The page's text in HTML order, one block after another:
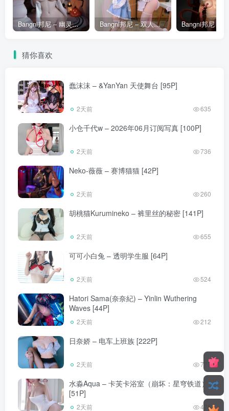
Bangni邦尼 – 幽灵娘 [86P] Bangni邦尼 – 双人女仆 [67P]
猜你喜欢
蠢沫沫 – &YanYan 天使舞台 [95P]
2天前 635
小仓千代w – 2026年06月订阅写真 [100P]
2天前 736
Neko-薇薇 – 赛博猫猫 [42P]
2天前 260
胡桃猫Kurumineko – 裤里丝的秘密 [141P]
2天前 655
可可小白兔 – 透明学生服 [64P]
2天前 524
Hatori Sama(奈奈紀) – Yinlin Wuthering
Waves [44P]
2天前 212
日奈娇 – 电车上班族 [222P]
2天前 777
水淼Aqua – 卡芙卡浴室（崩坏：星穹铁道）
[51P]
2天前 476